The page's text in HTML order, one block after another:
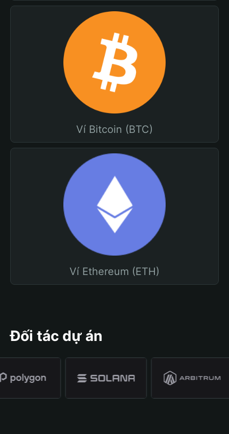
Ví Bitcoin (BTC)
Ví Ethereum (ETH)
Đối tác dự án